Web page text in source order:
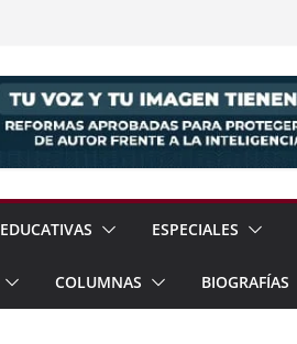
EDUCATIVAS ESPECIALES
COLUMNAS BIOGRAFÍAS